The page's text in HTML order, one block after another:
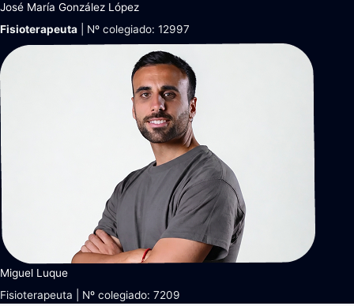
José María González López
Fisioterapeuta | Nº colegiado: 12997
Miguel Luque
Fisioterapeuta | Nº colegiado: 7209